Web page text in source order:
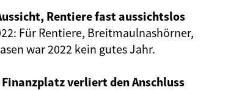
Rentiere fast aussichtslos
Für Rentiere, Breitmaulnashörner,
war 2022 kein gutes Jahr.
verliert den Anschluss